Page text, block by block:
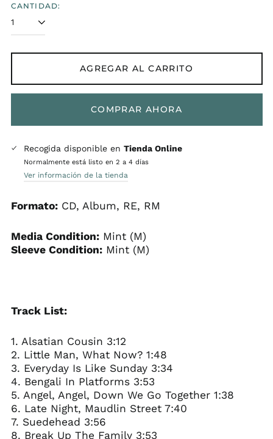
CANTIDAD:
AGREGAR AL CARRITO
COMPRAR AHORA
Recogida disponible en Tienda Online
Normalmente está listo en 2 a 4 días
Ver información de la tienda
Formato:CD, Album, RE, RM
Media Condition:Mint (M)
Sleeve Condition:Mint (M)
Track List:
1. Alsatian Cousin 3:12
2. Little Man, What Now? 1:48
3. Everyday Is Like Sunday 3:34
4. Bengali In Platforms 3:53
5. Angel, Angel, Down We Go Together 1:38
6. Late Night, Maudlin Street 7:40
7. Suedehead 3:56
8. Break Up The Family 3:53